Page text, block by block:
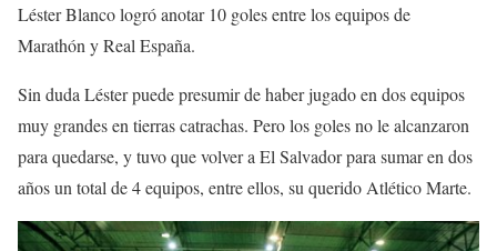
Léster Blanco logró anotar 10 goles entre los equipos de
Marathón y Real España.
Sin duda Léster puede presumir de haber jugado en dos equipos
muy grandes en tierras catrachas. Pero los goles no le alcanzaron
para quedarse, y tuvo que volver a El Salvador para sumar en dos
años un total de 4 equipos, entre ellos, su querido Atlético Marte.